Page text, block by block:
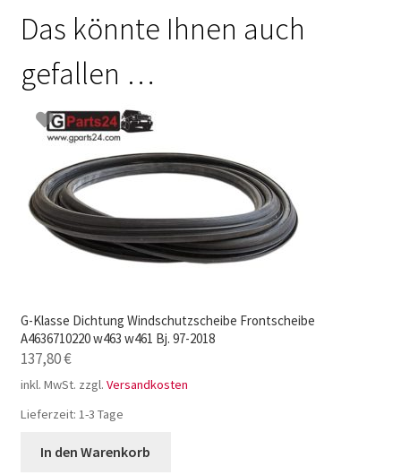
Das könnte Ihnen auch
gefallen …
G-Klasse Dichtung Windschutzscheibe Frontscheibe
A4636710220 w463 w461 Bj. 97-2018
137,80€
inkl. MwSt. zzgl. Versandkosten
Lieferzeit: 1-3 Tage
In den Warenkorb